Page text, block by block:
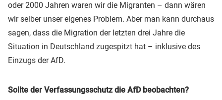
oder 2000 Jahren waren wir die Migranten – dann wären
wir selber unser eigenes Problem. Aber man kann durchaus
sagen, dass die Migration der letzten drei Jahre die
Situation in Deutschland zugespitzt hat – inklusive des
Einzugs der AfD.
Sollte der Verfassungsschutz die AfD beobachten?